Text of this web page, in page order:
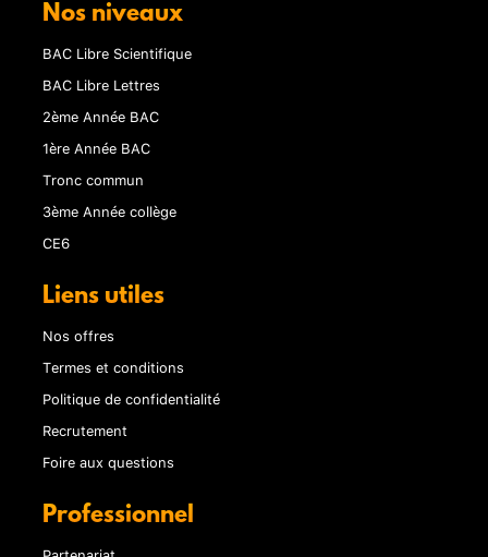
Nos niveaux
BAC Libre Scientifique
BAC Libre Lettres
2ème Année BAC
1ère Année BAC
Tronc commun
3ème Année collège
CE6
Liens utiles
Nos offres
Termes et conditions
Politique de confidentialité
Recrutement
Foire aux questions
Professionnel